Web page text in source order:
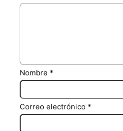
Nombre *
Correo electrónico *